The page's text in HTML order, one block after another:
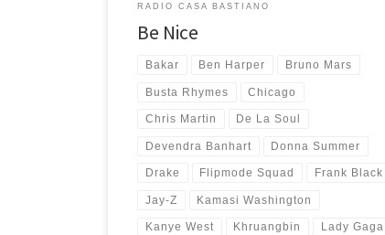
RADIO CASA BASTIANO
Be Nice
Bakar Ben Harper Bruno Mars
Busta Rhymes Chicago
Chris Martin De La Soul
Devendra Banhart Donna Summer
Drake Flipmode Squad Frank Black
Jay-Z Kamasi Washington
Kanye West Khruangbin Lady Gaga